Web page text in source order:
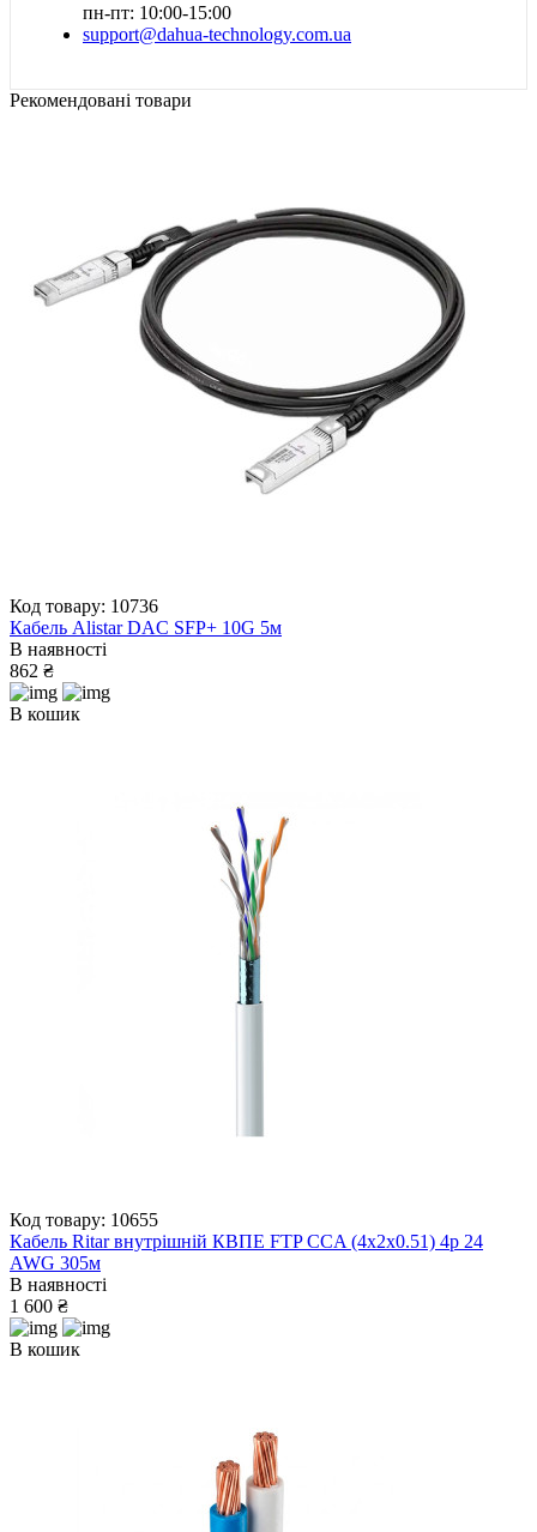
пн-пт: 10:00-15:00
support@dahua-technology.com.ua
Рекомендовані товари
Код товару: 10736
Кабель Alistar DAC SFP+ 10G 5м
В наявності
862 ₴
В кошик
Код товару: 10655
Кабель Ritar внутрішній КВПЕ FTP CCA (4x2x0.51) 4p 24
AWG 305м
В наявності
1 600 ₴
В кошик